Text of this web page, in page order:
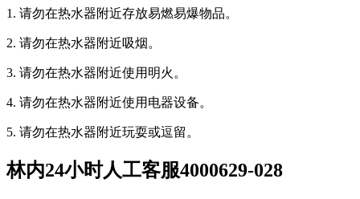
1. 请勿在热水器附近存放易燃易爆物品。
2. 请勿在热水器附近吸烟。
3. 请勿在热水器附近使用明火。
4. 请勿在热水器附近使用电器设备。
5. 请勿在热水器附近玩耍或逗留。
林内24小时人工客服4000629-028